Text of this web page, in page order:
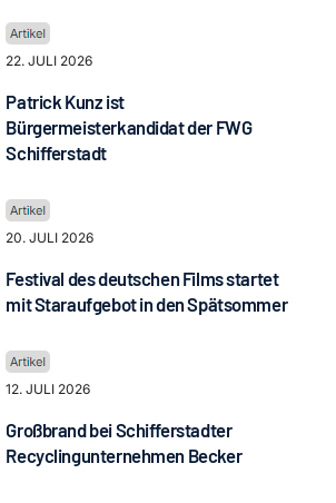
22. JULI 2026
Patrick Kunz ist
Bürgermeisterkandidat der FWG
Schifferstadt
20. JULI 2026
Festival des deutschen Films startet
mit Staraufgebot in den Spätsommer
12. JULI 2026
Großbrand bei Schifferstadter
Recyclingunternehmen Becker